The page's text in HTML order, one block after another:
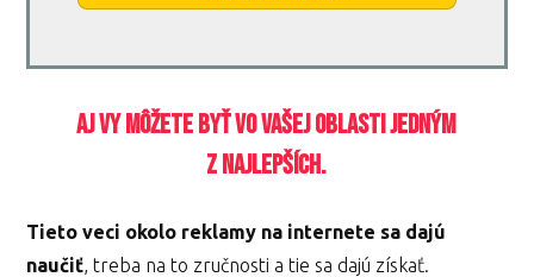
Aj vy môžete byť vo vašej oblasti jedným
z najlepších.
Tieto veci okolo reklamy na internete sa dajú
naučiť, treba na to zručnosti a tie sa dajú získať.